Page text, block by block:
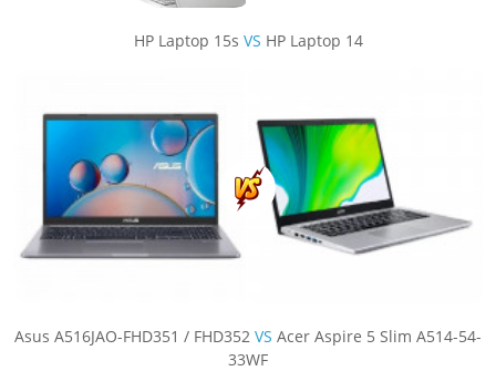
HP Laptop 15s VS HP Laptop 14
Asus A516JAO-FHD351 / FHD352 VS Acer Aspire 5 Slim A514-54-
33WF